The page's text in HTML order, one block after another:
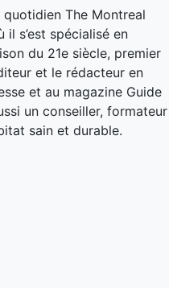
The Montreal
s’est spécialisé en
du 21e siècle, premier
et le rédacteur en
et au magazine Guide
un conseiller, formateur
sain et durable.